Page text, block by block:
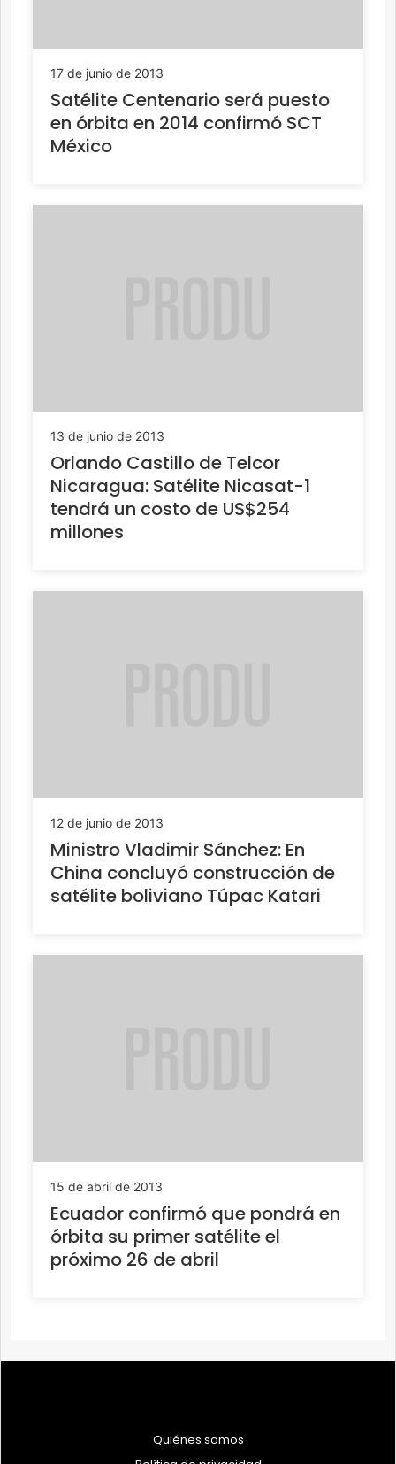
17 de junio de 2013
Satélite Centenario será puesto
en órbita en 2014 confirmó SCT
México
13 de junio de 2013
Orlando Castillo de Telcor
Nicaragua: Satélite Nicasat-1
tendrá un costo de US$254
millones
12 de junio de 2013
Ministro Vladimir Sánchez: En
China concluyó construcción de
satélite boliviano Túpac Katari
15 de abril de 2013
Ecuador confirmó que pondrá en
órbita su primer satélite el
próximo 26 de abril
Quiénes somos